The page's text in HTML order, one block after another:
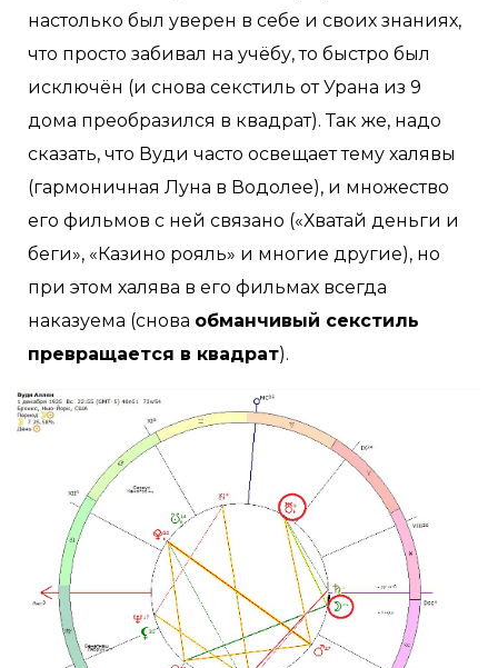
настолько был уверен в себе и своих знаниях,
что просто забивал на учёбу, то быстро был
исключён (и снова секстиль от Урана из 9
дома преобразился в квадрат). Так же, надо
сказать, что Вуди часто освещает тему халявы
(гармоничная Луна в Водолее), и множество
его фильмов с ней связано («Хватай деньги и
беги», «Казино рояль» и многие другие), но
при этом халява в его фильмах всегда
наказуема (снова обманчивый секстиль
превращается в квадрат).